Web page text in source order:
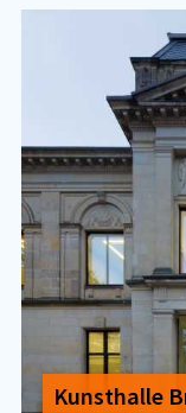
Kunst­hal­le